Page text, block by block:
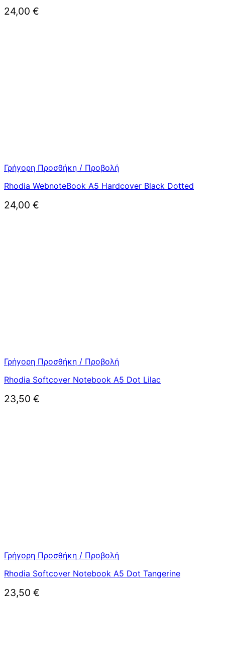
24,00 €
Γρήγορη Προσθήκη / Προβολή
Rhodia WebnoteBook A5 Hardcover Black Dotted
24,00 €
Γρήγορη Προσθήκη / Προβολή
Rhodia Softcover Notebook A5 Dot Lilac
23,50 €
Γρήγορη Προσθήκη / Προβολή
Rhodia Softcover Notebook A5 Dot Tangerine
23,50 €